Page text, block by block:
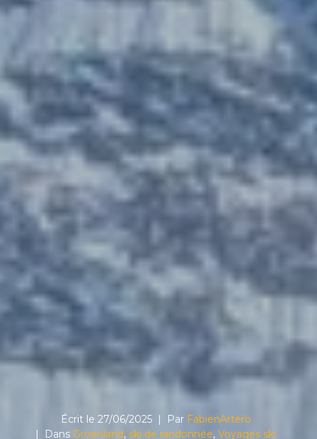
Écrit le 27/06/2025 Par FabienArtero
Dans Groenland, ski de randonnée, Voyages ski